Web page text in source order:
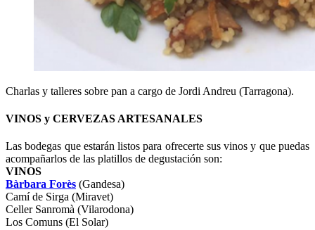
Charlas y talleres sobre pan a cargo de Jordi Andreu (Tarragona).
VINOS y CERVEZAS ARTESANALES
Las bodegas que estarán listos para ofrecerte sus vinos y que puedas
acompañarlos de las platillos de degustación son:
VINOS
Bàrbara Forès (Gandesa)
Camí de Sirga (Miravet)
Celler Sanromà (Vilarodona)
Los Comuns (El Solar)